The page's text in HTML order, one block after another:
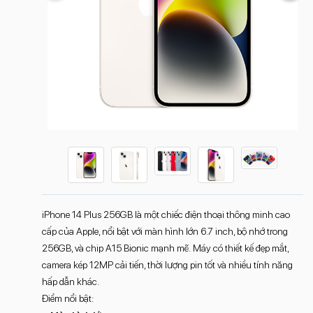
iPhone 14 Plus 256GB là một chiếc điện thoại thông minh cao
cấp của Apple, nổi bật với màn hình lớn 6.7 inch, bộ nhớ trong
256GB, và chip A15 Bionic mạnh mẽ. Máy có thiết kế đẹp mắt,
camera kép 12MP cải tiến, thời lượng pin tốt và nhiều tính năng
hấp dẫn khác.
Điểm nổi bật: